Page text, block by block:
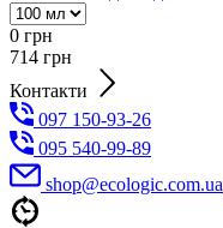
0 грн
714 грн
Контакти
097 150-93-26
095 540-99-89
shoр@ecologic.com.ua